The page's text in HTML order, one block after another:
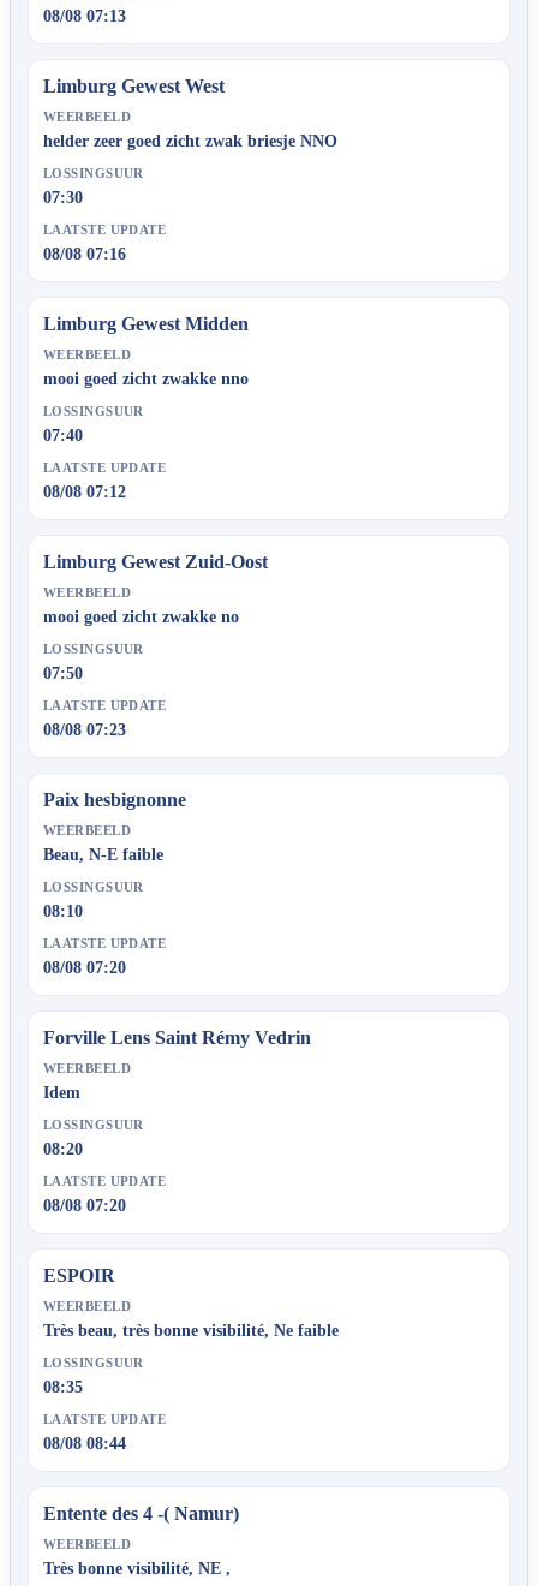
08/08 07:13
Limburg Gewest West
WEERBEELD
helder zeer goed zicht zwak briesje NNO
LOSSINGSUUR
07:30
LAATSTE UPDATE
08/08 07:16
Limburg Gewest Midden
WEERBEELD
mooi goed zicht zwakke nno
LOSSINGSUUR
07:40
LAATSTE UPDATE
08/08 07:12
Limburg Gewest Zuid-Oost
WEERBEELD
mooi goed zicht zwakke no
LOSSINGSUUR
07:50
LAATSTE UPDATE
08/08 07:23
Paix hesbignonne
WEERBEELD
Beau, N-E faible
LOSSINGSUUR
08:10
LAATSTE UPDATE
08/08 07:20
Forville Lens Saint Rémy Vedrin
WEERBEELD
Idem
LOSSINGSUUR
08:20
LAATSTE UPDATE
08/08 07:20
ESPOIR
WEERBEELD
Très beau, très bonne visibilité, Ne faible
LOSSINGSUUR
08:35
LAATSTE UPDATE
08/08 08:44
Entente des 4 -( Namur)
WEERBEELD
Très bonne visibilité, NE ,